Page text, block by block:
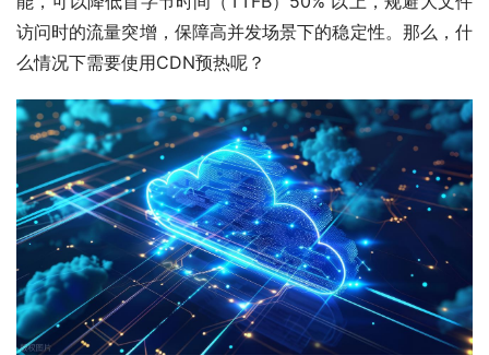
访问时的流量突增，保障高并发场景下的稳定性。那么，什
么情况下需要使用CDN预热呢？